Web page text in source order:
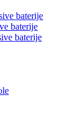
baterije
baterije
baterije